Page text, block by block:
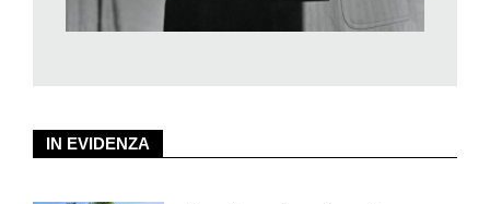
la magnifica semplicità degli scatti diventati nel frattempo
solitudine della sua cameretta sullo statuto della fotografia. Può
tormentano prima di scattare.
IN EVIDENZA